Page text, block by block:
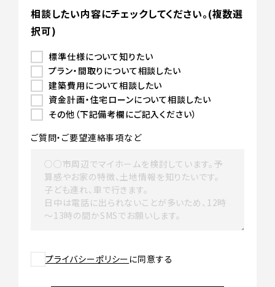
相談したい内容にチェックしてください。(複数選
択可)
標準仕様について知りたい
プラン・間取りについて相談したい
建築費用について相談したい
資金計画・住宅ローンについて相談したい
その他（下記備考欄にご記入ください）
ご質問・ご要望連絡事項など
プライバシーポリシー に同意する